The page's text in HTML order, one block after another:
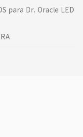
para Dr. Oracle LED